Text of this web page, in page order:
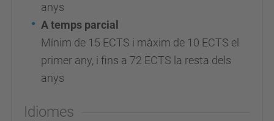
anys
A temps parcial
Mínim de 15 ECTS i màxim de 10 ECTS el
primer any, i fins a 72 ECTS la resta dels
anys
Idiomes